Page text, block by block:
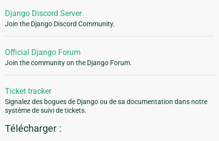
Django Discord Server
Join the Django Discord Community.
Official Django Forum
Join the community on the Django Forum.
Ticket tracker
Signalez des bogues de Django ou de sa documentation dans notre
système de suivi de tickets.
Télécharger :